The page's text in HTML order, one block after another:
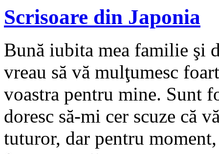
Scrisoare din Japonia
Bună iubita mea familie şi
vreau să vă mulţumesc
voastra pentru mine. Sunt
doresc să-mi cer scuze că
tuturor, dar pentru